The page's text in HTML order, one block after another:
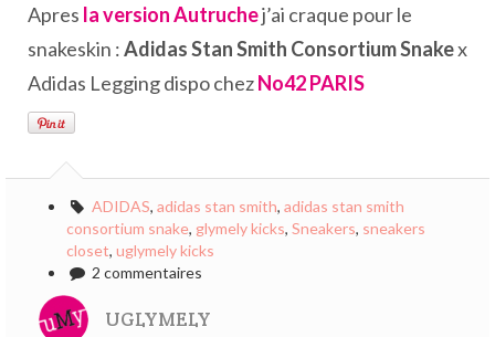
Apres la version Autruchej’ai craque pour le
snakeskin :Adidas Stan Smith Consortium Snakex
Adidas Legging dispo chezNo42 PARIS
ADIDAS, adidas stan smith, adidas stan smith
consortium snake, glymely kicks, Sneakers, sneakers
closet, uglymely kicks
2 commentaires
UGLYMELY